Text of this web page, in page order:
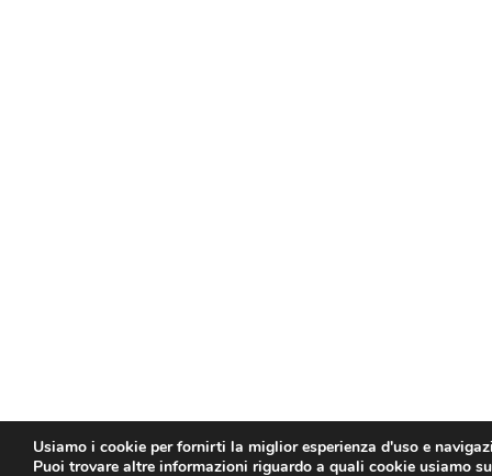
Usiamo i cookie per fornirti la miglior esperienza d'uso e
Puoi trovare altre informazioni riguardo a quali cookie usiamo